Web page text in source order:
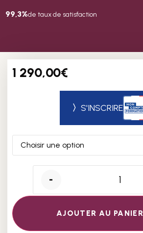
99,3%de taux de satisfaction
1 290,00€
-
AJOUTER AU PANIER
〉 S'INSCRIRE